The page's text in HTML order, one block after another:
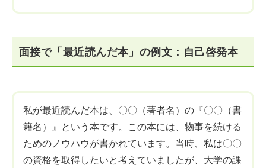
面接で「最近読んだ本」の例文：自己啓発本
私が最近読んだ本は、〇〇（著者名）の『〇〇（書
籍名）』という本です。この本には、物事を続ける
ためのノウハウが書かれています。当時、私は〇〇
の資格を取得したいと考えていましたが、大学の課